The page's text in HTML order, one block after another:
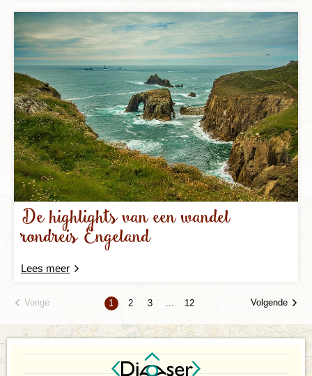
De highlights van een wandel
rondreis Engeland
Lees meer
Vorige 1 2 3 12 Volgende